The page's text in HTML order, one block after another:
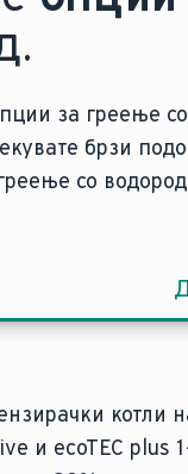
за греење
брзи
со
котли
и ecoTEC